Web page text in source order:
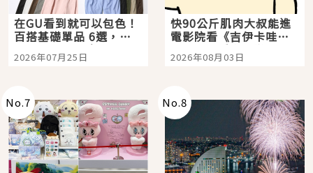
在GU看到就可以包色！
百搭基礎單品 6選，閉
眼全收也不心疼
2026年07月25日
快90公斤肌肉大叔能進
電影院看《吉伊卡哇》
嗎？日本重金屬樂團
「打首」會長與nagano
2026年08月03日
No.7 No.8